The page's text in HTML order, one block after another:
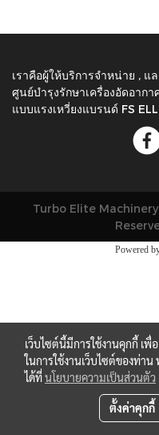
เราคือผู้ให้บริการจำหน่าย , แ
ศูนย์บำรุงรักษาเครื่องอัดอากา
แบบแรงเหวี่ยงแบรนด์ FS
Turbo Elite
Powered
เว็บไซต์นี้มีการใช้งานคุกกี้ เ
ในการใช้งานเว็บไซต์ของท่า
ได้ที่นโยบายความเป็นส่วนตัว
ตั้งค่าคุกกี้